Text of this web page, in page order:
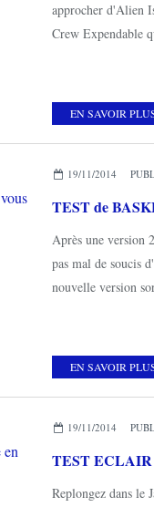
approcher d'Alien
Crew Expendable
EN SAVOIR
19/11/2014
Après une version
pas mal de soucis
nouvelle version
EN SAVOIR
19/11/2014
Replongez dans le